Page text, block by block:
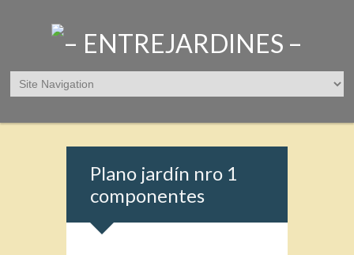
Plano jardín nro 1
componentes